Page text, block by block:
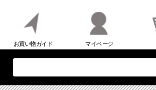
お買い物ガイド マイページ